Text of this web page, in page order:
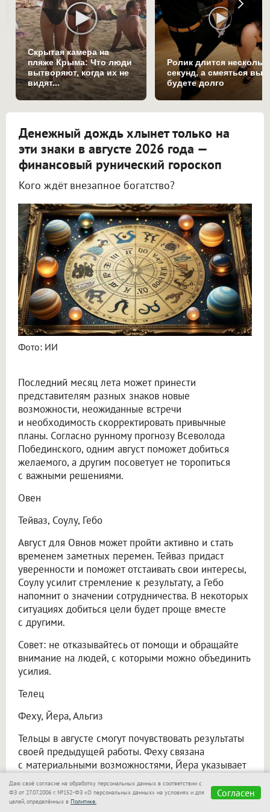
Скрытая камера на
пляже Крыма: Что люди
вытворяют, когда их не
видят...
Ролик длится
секунд, а смеяться вы
будете долго
Денежный дождь хлынет только на
эти знаки в августе 2026 года —
финансовый рунический гороскоп
Кого ждёт внезапное богатство?
Фото: ИИ
Последний месяц лета может принести
представителям разных знаков новые
возможности, неожиданные встречи
и необходимость скорректировать привычные
планы. Согласно рунному прогнозу Всеволода
Побединского, одним август поможет добиться
желаемого, а другим посоветует не торопиться
с важными решениями.
Овен
Тейваз, Соулу, Гебо
Август для Овнов может пройти активно и стать
временем заметных перемен. Тейваз придаст
уверенности и поможет отстаивать свои интересы,
Соулу усилит стремление к результату, а Гебо
напомнит о значении сотрудничества. В некоторых
ситуациях добиться цели будет проще вместе
с другими.
Совет: не отказывайтесь от помощи и обращайте
внимание на людей, с которыми можно объединить
усилия.
Телец
Феху, Йера, Альгиз
Тельцы в августе смогут почувствовать результаты
своей предыдущей работы. Феху связана
с материальными возможностями, Йера указывает
на постепенное получение плодов вложенных
усилий, а Альгиз призывает бережнее относиться
к тому, что уже удалось приобрести. Резкие
Даю своё согласие на обработку персональных данных в соответствии с
ФЗ от 27.07.2006 г. №152-ФЗ «О персональных данных» на условиях и для
целей, определённых в Политике.
Согласен